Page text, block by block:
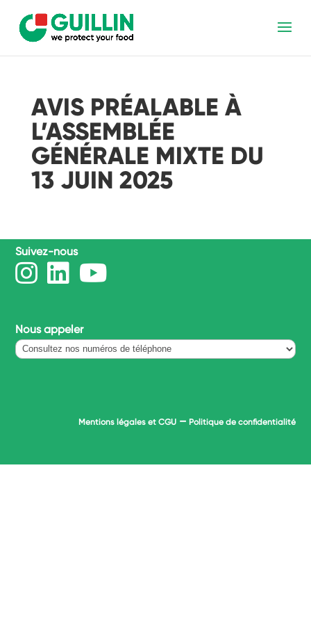
AVIS PRÉALABLE À
L’ASSEMBLÉE
GÉNÉRALE MIXTE DU
13 JUIN 2025
Suivez-nous
Nous appeler
Mentions légales et CGU– Politique de confidentialité